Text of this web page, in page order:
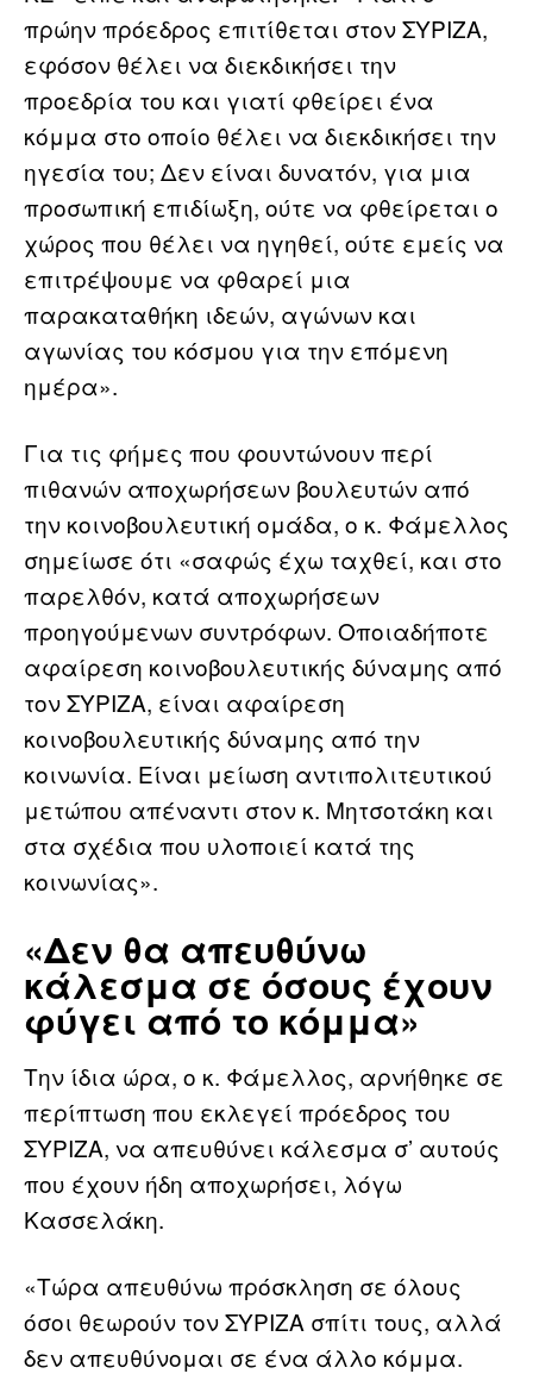
πρώην πρόεδρος επιτίθεται στον ΣΥΡΙΖΑ,
εφόσον θέλει να διεκδικήσει την
προεδρία του και γιατί φθείρει ένα
κόμμα στο οποίο θέλει να διεκδικήσει την
ηγεσία του; Δεν είναι δυνατόν, για μια
προσωπική επιδίωξη, ούτε να φθείρεται ο
χώρος που θέλει να ηγηθεί, ούτε εμείς να
επιτρέψουμε να φθαρεί μια
παρακαταθήκη ιδεών, αγώνων και
αγωνίας του κόσμου για την επόμενη
ημέρα».
Για τις φήμες που φουντώνουν περί
πιθανών αποχωρήσεων βουλευτών από
την κοινοβουλευτική ομάδα, ο κ. Φάμελλος
σημείωσε ότι «σαφώς έχω ταχθεί, και στο
παρελθόν, κατά αποχωρήσεων
προηγούμενων συντρόφων. Οποιαδήποτε
αφαίρεση κοινοβουλευτικής δύναμης από
τον ΣΥΡΙΖΑ, είναι αφαίρεση
κοινοβουλευτικής δύναμης από την
κοινωνία. Είναι μείωση αντιπολιτευτικού
μετώπου απέναντι στον κ. Μητσοτάκη και
στα σχέδια που υλοποιεί κατά της
κοινωνίας».
«Δεν θα απευθύνω
κάλεσμα σε όσους έχουν
φύγει από το κόμμα»
Την ίδια ώρα, ο κ. Φάμελλος, αρνήθηκε σε
περίπτωση που εκλεγεί πρόεδρος του
ΣΥΡΙΖΑ, να απευθύνει κάλεσμα σ’ αυτούς
που έχουν ήδη αποχωρήσει, λόγω
Κασσελάκη.
«Τώρα απευθύνω πρόσκληση σε όλους
όσοι θεωρούν τον ΣΥΡΙΖΑ σπίτι τους, αλλά
δεν απευθύνομαι σε ένα άλλο κόμμα.